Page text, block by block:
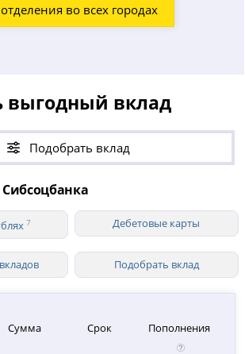
во всех городах
выгодный вклад
Подобрать вклад
7 Дебетовые карты
Подобрать вклад
Сумма Срок Пополнения